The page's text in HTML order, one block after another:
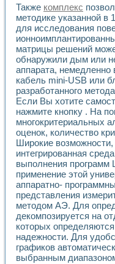
Виртуальный
Разработка
Виртуальные
Из опыта
Опыт
Проблемы
Развитие
Разработка
Об опыте
Технологии
Система
Партнеры
Академические
Учебные
Бизнес
Контакты
Также комплекс
методике указанной в
для исследования
матрицы решений
обнаружили дым или
аппарата, немедленно
кабель mini-USB или
разработанного
Если Вы хотите
нажмите кнопку . На
многокритериальных
оценок, количество
Широкие
интегрированная
выполнения программ
применение этой
аппаратно-
представления
методом АЭ. Для
декомпозируется на
которых
надежности. Для
графиков
выбранным